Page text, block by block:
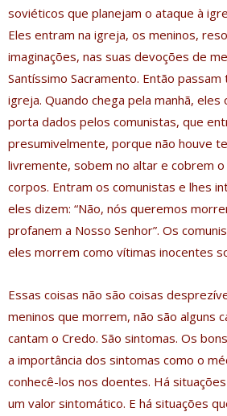
soviéticos que planejam o ataque à
Eles entram na igreja, os meninos,
imaginações, nas suas devoções de
Santíssimo Sacramento. Então
igreja. Quando chega pela manhã,
porta dados pelos comunistas, que
presumivelmente, porque não houve
livremente, sobem no altar e cobrem
corpos. Entram os comunistas e lhes
eles dizem: “Não, nós queremos
profanem a Nosso Senhor”. Os
eles morrem como vítimas inocentes
Essas coisas não são coisas
meninos que morrem, não são alguns
cantam o Credo. São sintomas. Os
a importância dos sintomas como o
conhecê-los nos doentes. Há
um valor sintomático. E há situações